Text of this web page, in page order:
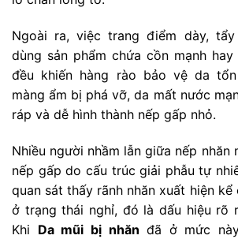
Ngoài ra, việc trang điểm dày,
dùng sản phẩm chứa cồn mạnh
đều khiến hàng rào bảo vệ da
màng ẩm bị phá vỡ, da mất nước
ráp và dễ hình thành nếp gấp nhỏ.
Nhiều người nhầm lẫn giữa nếp nhăn
nếp gấp do cấu trúc giải phẫu tự
quan sát thấy rãnh nhăn xuất hiện
ở trạng thái nghỉ, đó là dấu hiệu rõ
Khi Da mũi bị nhăn đã ở mức